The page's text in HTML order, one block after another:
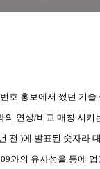
호 홍보에서 썼던 기
의 연상/비교 매칭 시
전 )에 발표된 숫자라
와의 유사성을 등에